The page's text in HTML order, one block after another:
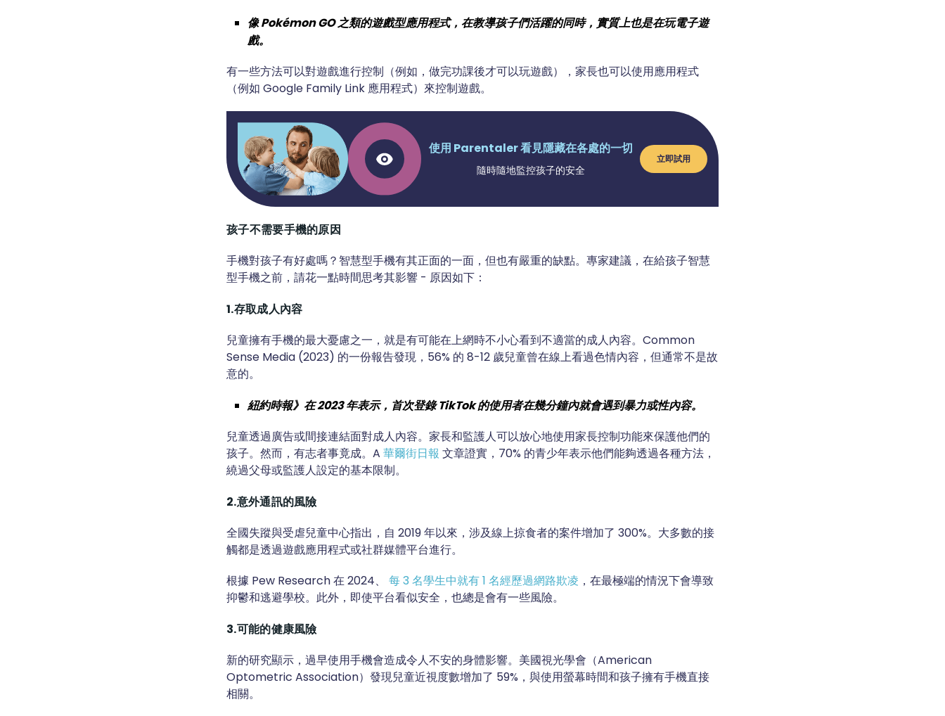
像 Pokémon GO 之類的遊戲型應用程式，在教導孩子們活躍的同時，實質上也是在玩電子遊
戲。
有一些方法可以對遊戲進行控制（例如，做完功課後才可以玩遊戲），家長也可以使用應用程式
（例如 Google Family Link 應用程式）來控制遊戲。
使用 Parentaler 看見隱藏在各處的一切
隨時隨地監控孩子的安全
立即試用
孩子不需要手機的原因
手機對孩子有好處嗎？智慧型手機有其正面的一面，但也有嚴重的缺點。專家建議，在給孩子智慧
型手機之前，請花一點時間思考其影響 - 原因如下：
1.存取成人內容
兒童擁有手機的最大憂慮之一，就是有可能在上網時不小心看到不適當的成人內容。Common
Sense Media (2023) 的一份報告發現，56% 的 8-12 歲兒童曾在線上看過色情內容，但通常不是故
意的。
紐約時報》在 2023 年表示，首次登錄 TikTok 的使用者在幾分鐘內就會遇到暴力或性內容。
兒童透過廣告或間接連結面對成人內容。家長和監護人可以放心地使用家長控制功能來保護他們的
孩子。然而，有志者事竟成。A 華爾街日報 文章證實，70% 的青少年表示他們能夠透過各種方法，
繞過父母或監護人設定的基本限制。
2.意外通訊的風險
全國失蹤與受虐兒童中心指出，自 2019 年以來，涉及線上掠食者的案件增加了 300%。大多數的接
觸都是透過遊戲應用程式或社群媒體平台進行。
根據 Pew Research 在 2024、 每 3 名學生中就有 1 名經歷過網路欺凌 ，在最極端的情況下會導致
抑鬱和逃避學校。此外，即使平台看似安全，也總是會有一些風險。
3.可能的健康風險
新的研究顯示，過早使用手機會造成令人不安的身體影響。美國視光學會（American
Optometric Association）發現兒童近視度數增加了 59%，與使用螢幕時間和孩子擁有手機直接
相關。